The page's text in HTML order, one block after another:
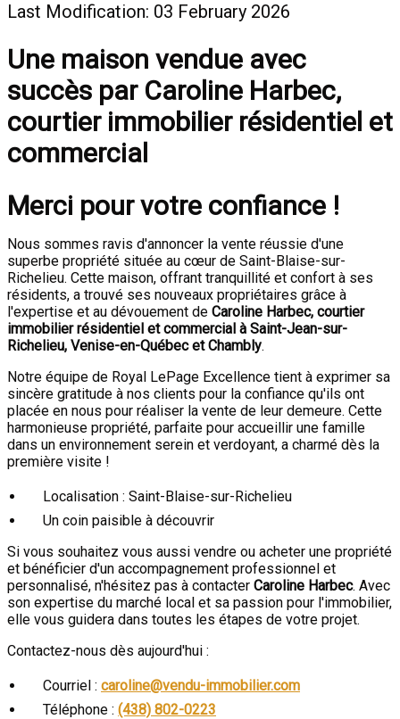
Last Modification: 03 February 2026
Une maison vendue avec
succès par Caroline Harbec,
courtier immobilier résidentiel et
commercial
Merci pour votre confiance !
Nous sommes ravis d'annoncer la vente réussie d'une
superbe propriété située au cœur de Saint-Blaise-sur-
Richelieu. Cette maison, offrant tranquillité et confort à ses
résidents, a trouvé ses nouveaux propriétaires grâce à
l'expertise et au dévouement de Caroline Harbec, courtier
immobilier résidentiel et commercial à Saint-Jean-sur-
Richelieu, Venise-en-Québec et Chambly.
Notre équipe de Royal LePage Excellence tient à exprimer sa
sincère gratitude à nos clients pour la confiance qu'ils ont
placée en nous pour réaliser la vente de leur demeure. Cette
harmonieuse propriété, parfaite pour accueillir une famille
dans un environnement serein et verdoyant, a charmé dès la
première visite !
Localisation : Saint-Blaise-sur-Richelieu
Un coin paisible à découvrir
Si vous souhaitez vous aussi vendre ou acheter une propriété
et bénéficier d'un accompagnement professionnel et
personnalisé, n'hésitez pas à contacter Caroline Harbec. Avec
son expertise du marché local et sa passion pour l'immobilier,
elle vous guidera dans toutes les étapes de votre projet.
Contactez-nous dès aujourd'hui :
Courriel : caroline@vendu-immobilier.com
Téléphone : (438) 802-0223